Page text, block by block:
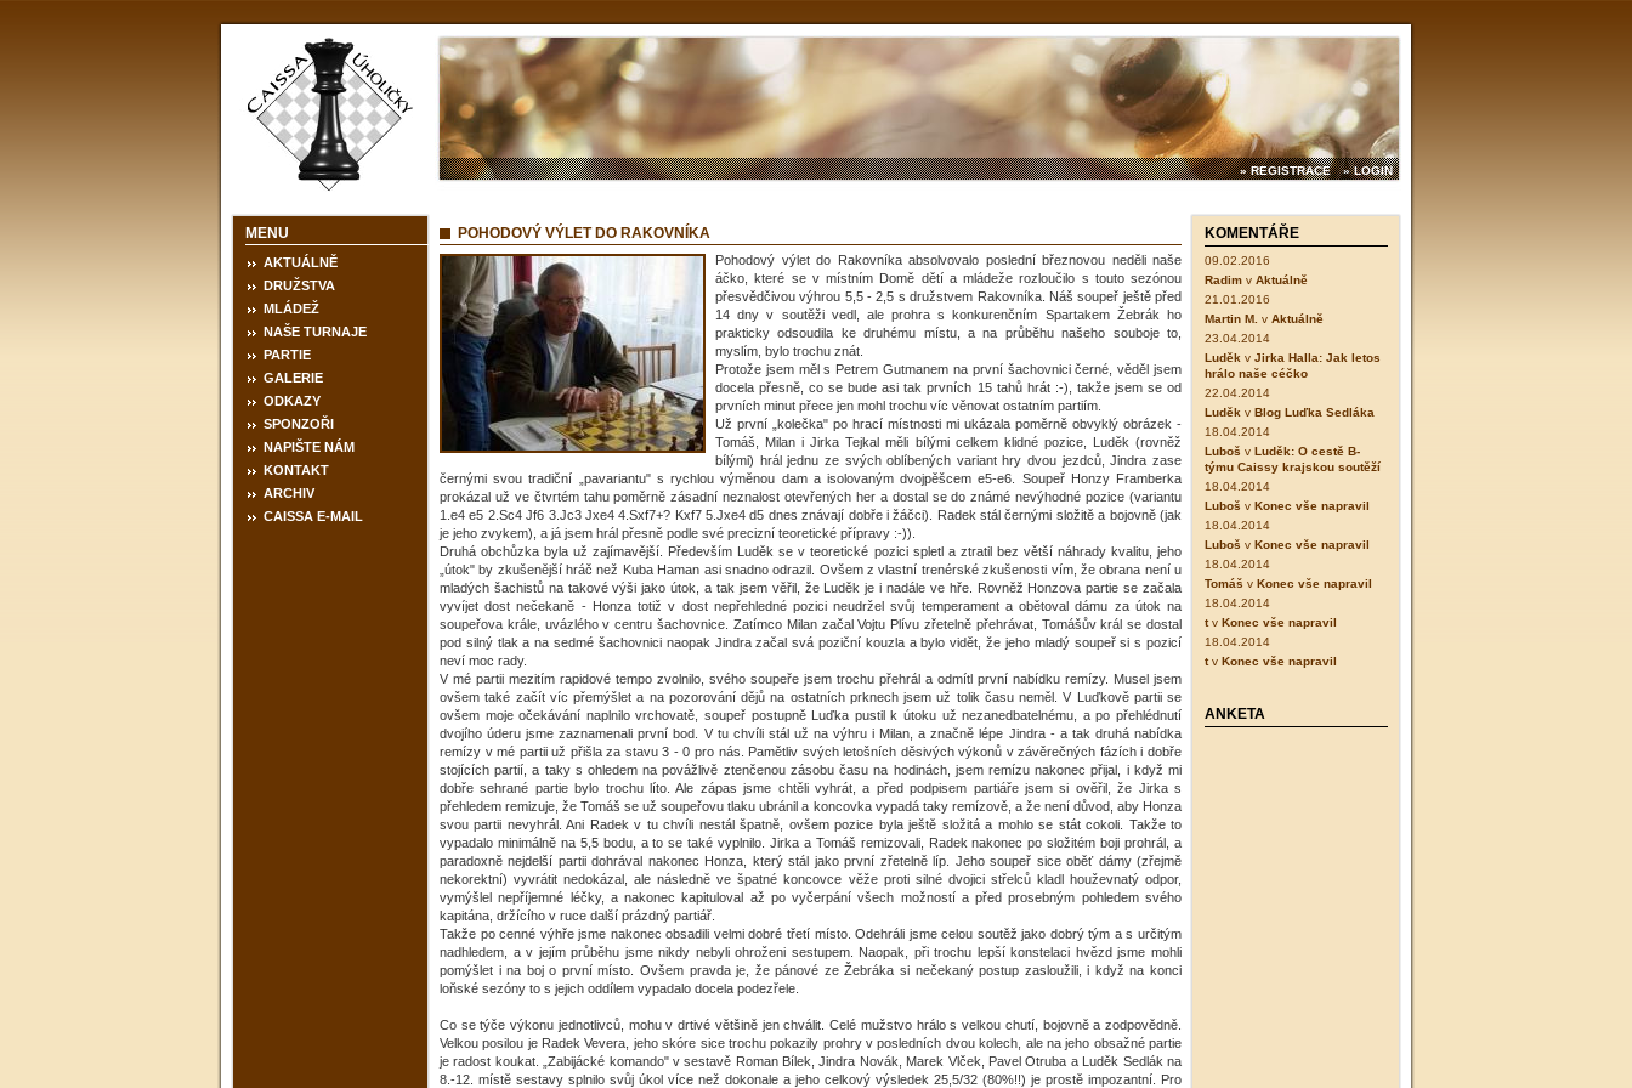
» LOGIN
» REGISTRACE
MENU
AKTUÁLNĚ
DRUŽSTVA
MLÁDEŽ
NAŠE TURNAJE
PARTIE
GALERIE
ODKAZY
SPONZOŘI
NAPIŠTE NÁM
KONTAKT
ARCHIV
CAISSA E-MAIL
POHODOVÝ VÝLET DO RAKOVNÍKA
Pohodový výlet do Rakovníka absolvovalo poslední březnovou neděli naše
áčko, které se v místním Domě dětí a mládeže rozloučilo s touto sezónou
přesvědčivou výhrou 5,5 - 2,5 s družstvem Rakovníka. Náš soupeř ještě před
14 dny v soutěži vedl, ale prohra s konkurenčním Spartakem Žebrák ho
prakticky odsoudila ke druhému místu, a na průběhu našeho souboje to,
myslím, bylo trochu znát.
Protože jsem měl s Petrem Gutmanem na první šachovnici černé, věděl jsem
docela přesně, co se bude asi tak prvních 15 tahů hrát :-), takže jsem se od
prvních minut přece jen mohl trochu víc věnovat ostatním partiím.
Už první „kolečka" po hrací místnosti mi ukázala poměrně obvyklý obrázek -
Tomáš, Milan i Jirka Tejkal měli bílými celkem klidné pozice, Luděk (rovněž
bílými) hrál jednu ze svých oblíbených variant hry dvou jezdců, Jindra zase
černými svou tradiční „pavariantu" s rychlou výměnou dam a isolovaným dvojpěšcem e5-e6. Soupeř Honzy Framberka
prokázal už ve čtvrtém tahu poměrně zásadní neznalost otevřených her a dostal se do známé nevýhodné pozice (variantu
1.e4 e5 2.Sc4 Jf6 3.Jc3 Jxe4 4.Sxf7+? Kxf7 5.Jxe4 d5 dnes znávají dobře i žáčci). Radek stál černými složitě a bojovně (jak
je jeho zvykem), a já jsem hrál přesně podle své precizní teoretické přípravy :-)).
Druhá obchůzka byla už zajímavější. Především Luděk se v teoretické pozici spletl a ztratil bez větší náhrady kvalitu, jeho
„útok" by zkušenější hráč než Kuba Haman asi snadno odrazil. Ovšem z vlastní trenérské zkušenosti vím, že obrana není u
mladých šachistů na takové výši jako útok, a tak jsem věřil, že Luděk je i nadále ve hře. Rovněž Honzova partie se začala
vyvíjet dost nečekaně - Honza totiž v dost nepřehledné pozici neudržel svůj temperament a obětoval dámu za útok na
soupeřova krále, uvázlého v centru šachovnice. Zatímco Milan začal Vojtu Plívu zřetelně přehrávat, Tomášův král se dostal
pod silný tlak a na sedmé šachovnici naopak Jindra začal svá poziční kouzla a bylo vidět, že jeho mladý soupeř si s pozicí
neví moc rady.
V mé partii mezitím rapidové tempo zvolnilo, svého soupeře jsem trochu přehrál a odmítl první nabídku remízy. Musel jsem
ovšem také začít víc přemýšlet a na pozorování dějů na ostatních prknech jsem už tolik času neměl. V Luďkově partii se
ovšem moje očekávání naplnilo vrchovatě, soupeř postupně Luďka pustil k útoku už nezanedbatelnému, a po přehlédnutí
dvojího úderu jsme zaznamenali první bod. V tu chvíli stál už na výhru i Milan, a značně lépe Jindra - a tak druhá nabídka
remízy v mé partii už přišla za stavu 3 - 0 pro nás. Pamětliv svých letošních děsivých výkonů v závěrečných fázích i dobře
stojících partií, a taky s ohledem na povážlivě ztenčenou zásobu času na hodinách, jsem remízu nakonec přijal, i když mi
dobře sehrané partie bylo trochu líto. Ale zápas jsme chtěli vyhrát, a před podpisem partiáře jsem si ověřil, že Jirka s
přehledem remizuje, že Tomáš se už soupeřovu tlaku ubránil a koncovka vypadá taky remízově, a že není důvod, aby Honza
svou partii nevyhrál. Ani Radek v tu chvíli nestál špatně, ovšem pozice byla ještě složitá a mohlo se stát cokoli. Takže to
vypadalo minimálně na 5,5 bodu, a to se také vyplnilo. Jirka a Tomáš remizovali, Radek nakonec po složitém boji prohrál, a
paradoxně nejdelší partii dohrával nakonec Honza, který stál jako první zřetelně líp. Jeho soupeř sice oběť dámy (zřejmě
nekorektní) vyvrátit nedokázal, ale následně ve špatné koncovce věže proti silné dvojici střelců kladl houževnatý odpor,
vymýšlel nepříjemné léčky, a nakonec kapituloval až po vyčerpání všech možností a před prosebným pohledem svého
kapitána, držícího v ruce další prázdný partiář.
Takže po cenné výhře jsme nakonec obsadili velmi dobré třetí místo. Odehráli jsme celou soutěž jako dobrý tým a s určitým
nadhledem, a v jejím průběhu jsme nikdy nebyli ohroženi sestupem. Naopak, při trochu lepší konstelaci hvězd jsme mohli
pomýšlet i na boj o první místo. Ovšem pravda je, že pánové ze Žebráka si nečekaný postup zasloužili, i když na konci
loňské sezóny to s jejich oddílem vypadalo docela podezřele.
Co se týče výkonu jednotlivců, mohu v drtivé většině jen chválit. Celé mužstvo hrálo s velkou chutí, bojovně a zodpovědně.
Velkou posilou je Radek Vevera, jeho skóre sice trochu pokazily prohry v posledních dvou kolech, ale na jeho obsažné partie
je radost koukat. „Zabijácké komando" v sestavě Roman Bílek, Jindra Novák, Marek Vlček, Pavel Otruba a Luděk Sedlák na
8.-12. místě sestavy splnilo svůj úkol více než dokonale a jeho celkový výsledek 25,5/32 (80%!!) je prostě impozantní. Pro
KOMENTÁŘE
09.02.2016
Radim v Aktuálně
21.01.2016
Martin M. v Aktuálně
23.04.2014
Luděk v Jirka Halla: Jak letos
hrálo naše céčko
22.04.2014
Luděk v Blog Luďka Sedláka
18.04.2014
Luboš v Luděk: O cestě B-
týmu Caissy krajskou soutěží
18.04.2014
Luboš v Konec vše napravil
18.04.2014
Luboš v Konec vše napravil
18.04.2014
Tomáš v Konec vše napravil
18.04.2014
tv Konec vše napravil
18.04.2014
tv Konec vše napravil
ANKETA